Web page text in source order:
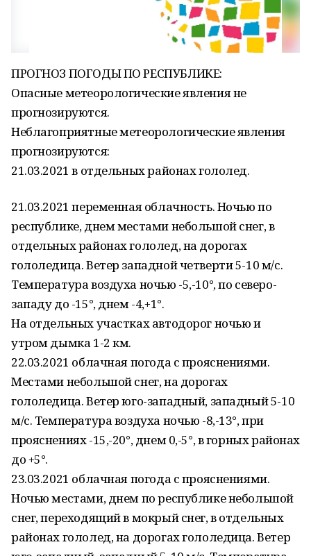
ПРОГНОЗ ПОГОДЫ ПО РЕСПУБЛИКЕ:
Опасные метеорологические явления не
прогнозируются.
Неблагоприятные метеорологические явления
прогнозируются:
21.03.2021 в отдельных районах гололед.
21.03.2021 переменная облачность. Ночью по
республике, днем местами небольшой снег, в
отдельных районах гололед, на дорогах
гололедица. Ветер западной четверти 5-10 м/с.
Температура воздуха ночью -5,-10°, по северо-
западу до -15°, днем -4,+1°.
На отдельных участках автодорог ночью и
утром дымка 1-2 км.
22.03.2021 облачная погода с прояснениями.
Местами небольшой снег, на дорогах
гололедица. Ветер юго-западный, западный 5-10
м/с. Температура воздуха ночью -8,-13°, при
прояснениях -15,-20°, днем 0,-5°, в горных районах
до +5°.
23.03.2021 облачная погода с прояснениями.
Ночью местами, днем по республике небольшой
снег, переходящий в мокрый снег, в отдельных
районах гололед, на дорогах гололедица. Ветер